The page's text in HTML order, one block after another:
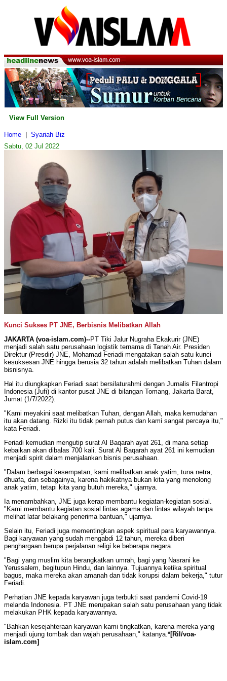
View Full Version
Home
Syariah Biz
Sabtu, 02 Jul 2022
Kunci Sukses PT JNE, Berbisnis Melibatkan Allah
JAKARTA (voa-islam.com)--PT Tiki Jalur Nugraha Ekakurir (JNE)
menjadi salah satu perusahaan logistik ternama di Tanah Air. Presiden
Direktur (Presdir) JNE, Mohamad Feriadi mengatakan salah satu kunci
kesuksesan JNE hingga berusia 32 tahun adalah melibatkan Tuhan dalam
bisnisnya.
Hal itu diungkapkan Feriadi saat bersilaturahmi dengan Jurnalis Filantropi
Indonesia (Jufi) di kantor pusat JNE di bilangan Tomang, Jakarta Barat,
Jumat (1/7/2022).
"Kami meyakini saat melibatkan Tuhan, dengan Allah, maka kemudahan
itu akan datang. Rizki itu tidak pernah putus dan kami sangat percaya itu,"
kata Feriadi.
Feriadi kemudian mengutip surat Al Baqarah ayat 261, di mana setiap
kebaikan akan dibalas 700 kali. Surat Al Baqarah ayat 261 ini kemudian
menjadi spirit dalam menjalankan bisnis perusahaan.
"Dalam berbagai kesempatan, kami melibatkan anak yatim, tuna netra,
dhuafa, dan sebagainya, karena hakikatnya bukan kita yang menolong
anak yatim, tetapi kita yang butuh mereka," ujarnya.
Ia menambahkan, JNE juga kerap membantu kegiatan-kegiatan sosial.
"Kami membantu kegiatan sosial lintas agama dan lintas wilayah tanpa
melihat latar belakang penerima bantuan," ujarnya.
Selain itu, Feriadi juga mementingkan aspek spiritual para karyawannya.
Bagi karyawan yang sudah mengabdi 12 tahun, mereka diberi
penghargaan berupa perjalanan religi ke beberapa negara.
"Bagi yang muslim kita berangkatkan umrah, bagi yang Nasrani ke
Yerussalem, begitupun Hindu, dan lainnya. Tujuannya ketika spiritual
bagus, maka mereka akan amanah dan tidak korupsi dalam bekerja," tutur
Feriadi.
Perhatian JNE kepada karyawan juga terbukti saat pandemi Covid-19
melanda Indonesia. PT JNE merupakan salah satu perusahaan yang tidak
melakukan PHK kepada karyawannya.
"Bahkan kesejahteraan karyawan kami tingkatkan, karena mereka yang
menjadi ujung tombak dan wajah perusahaan," katanya.*[Ril/voa-
islam.com]